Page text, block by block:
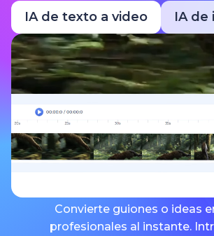
IA de texto a video IA de
Convierte guiones o ideas
profesionales al instante.